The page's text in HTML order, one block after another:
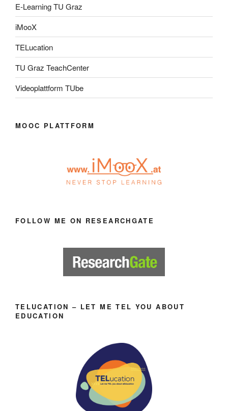
E-Learning TU Graz
iMooX
TELucation
TU Graz TeachCenter
Videoplattform TUbe
MOOC PLATTFORM
FOLLOW ME ON RESEARCHGATE
TELUCATION – LET ME TEL YOU ABOUT
EDUCATION